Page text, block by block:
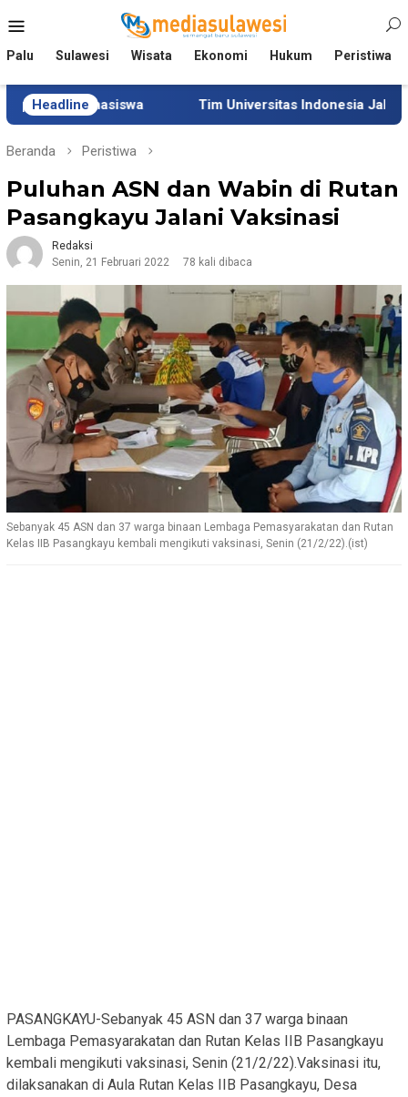
ke
Mobile
Palu Sulawesi Wisata Ekonomi Hukum Peristiwa
Headline Tim Universitas Indonesia Jalani
Beranda Peristiwa
Puluhan ASN dan Wabin di Rutan
Pasangkayu Jalani Vaksinasi
Redaksi
Senin, 21 Februari 2022
78 kali dibaca
Sebanyak 45 ASN dan 37 warga binaan Lembaga Pemasyarakatan dan Rutan
Kelas IIB Pasangkayu kembali mengikuti vaksinasi, Senin (21/2/22).(ist)
PASANGKAYU-Sebanyak 45 ASN dan 37 warga binaan
Lembaga Pemasyarakatan dan Rutan Kelas IIB Pasangkayu
kembali mengikuti vaksinasi, Senin (21/2/22).Vaksinasi itu,
dilaksanakan di Aula Rutan Kelas IIB Pasangkayu, Desa